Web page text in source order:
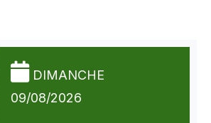
DIMANCHE
09/08/2026